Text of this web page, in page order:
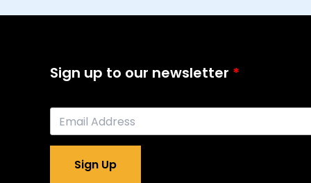
Sign up to our newsletter
Sign Up